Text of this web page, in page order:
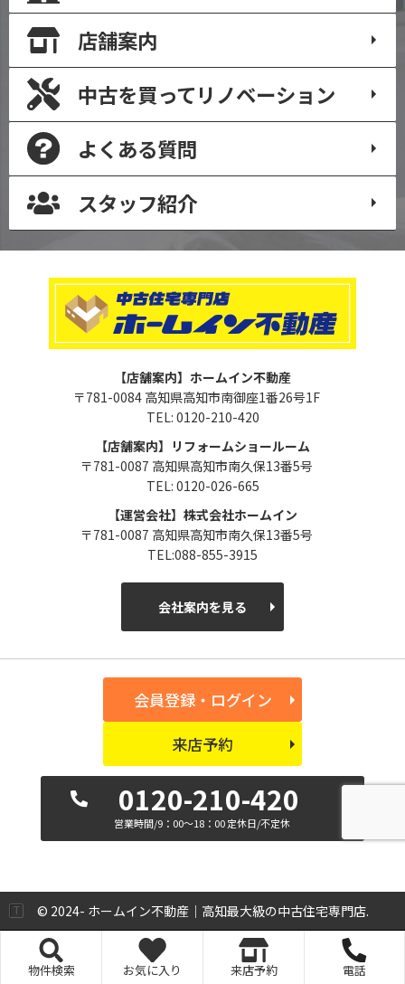
店舗案内
中古を買ってリノベーション
よくある質問
スタッフ紹介
【店舗案内】ホームイン不動産
〒781-0084 高知県高知市南御座1番26号1F
TEL: 0120-210-420
【店舗案内】リフォームショールーム
〒781-0087 高知県高知市南久保13番5号
TEL: 0120-026-665
【運営会社】株式会社ホームイン
〒781-0087 高知県高知市南久保13番5号
TEL:088-855-3915
会社案内を見る
会員登録・ログイン
来店予約
0120-210-420
営業時間/9：00～18：00 定休日/不定休
物件検索 お気に入り 来店予約 電話
© 2024- ホームイン不動産｜高知最大級の中古住宅専門店.